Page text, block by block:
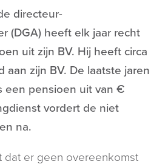
directeur-
(DGA) heeft elk jaar recht
uit zijn BV. Hij heeft circa
zijn BV. De laatste jaren
een pensioen uit van €
vordert de niet
na.
dat er geen overeenkomst